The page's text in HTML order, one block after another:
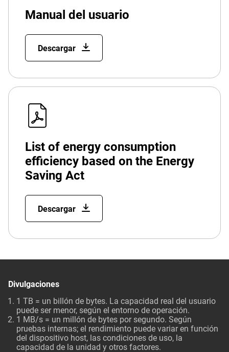
Manual del usuario
Descargar
List of energy consumption
efficiency based on the Energy
Saving Act
Descargar
Divulgaciones
1 TB = un billón de bytes. La capacidad real del usuario
puede ser menor, según el entorno de operación.
1 MB/s = un millón de bytes por segundo. Según
pruebas internas; el rendimiento puede variar en función
del dispositivo host, las condiciones de uso, la
capacidad de la unidad y otros factores.